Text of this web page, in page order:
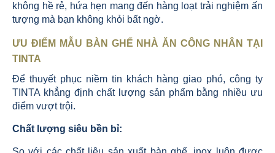
không hề rẻ, hứa hẹn mang đến hàng loạt trải nghiệm ấn
tượng mà bạn không khỏi bất ngờ.
ƯU ĐIỂM MẪU BÀN GHẾ NHÀ ĂN CÔNG NHÂN TẠI
TINTA
Để thuyết phục niềm tin khách hàng giao phó, công ty
TINTA khẳng định chất lượng sản phẩm bằng nhiều ưu
điểm vượt trội.
Chất lượng siêu bền bỉ: